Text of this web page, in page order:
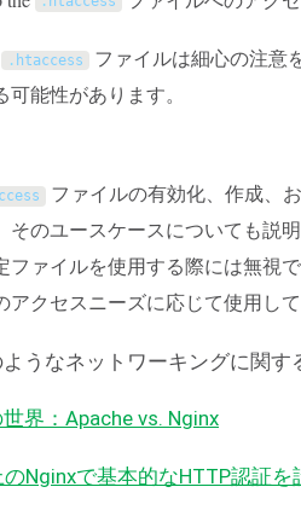
. htaccess ファイルは細心の注意
能性があります。
ファイルの有効化、作成、
そのユースケースについても説
ファイルを使用する際には無
アクセスニーズに応じて使用し
うなネットワーキングに関す
界：Apache vs. Nginx
Nginxで基本的なHTTP認証を